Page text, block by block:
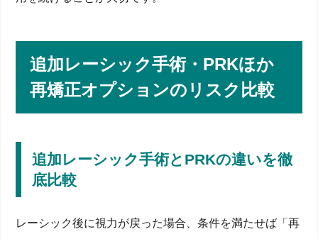
追加レーシック手術・PRKほか
再矯正オプションのリスク比較
追加レーシック手術とPRKの違いを徹
底比較
レーシック後に視力が戻った場合、条件を満たせば「再